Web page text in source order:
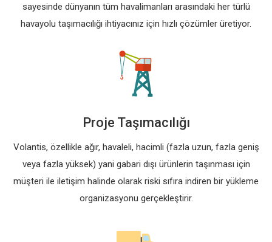
sayesinde dünyanın tüm havalimanları arasındaki her türlü
havayolu taşımacılığı ihtiyacınız için hızlı çözümler üretiyor.
Proje Taşımacılığı
Volantis, özellikle ağır, havaleli, hacimli (fazla uzun, fazla geniş
veya fazla yüksek) yani gabari dışı ürünlerin taşınması için
müşteri ile iletişim halinde olarak riski sıfıra indiren bir yükleme
organizasyonu gerçekleştirir.